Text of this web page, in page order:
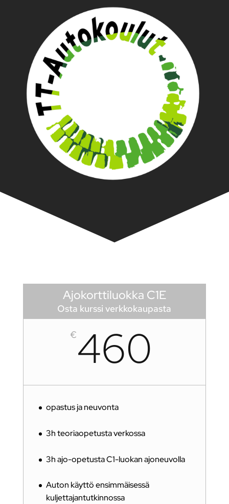
Ajokorttiluokka C1E
Osta kurssi verkkokaupasta
€460
opastus ja neuvonta
3h teoriaopetusta verkossa
3h ajo-opetusta C1-luokan ajoneuvolla
Auton käyttö ensimmäisessä
kuljettajantutkinnossa